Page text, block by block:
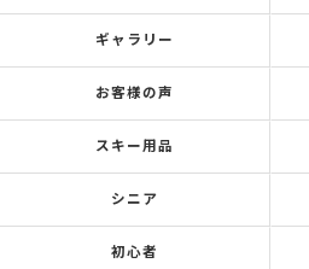
ギャラリー
お客様の声
スキー用品
シニア
初心者